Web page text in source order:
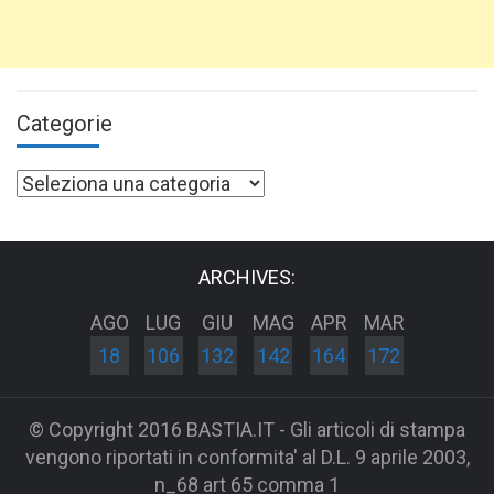
Categorie
Categorie
ARCHIVES:
AGO
18
LUG
106
GIU
132
MAG
142
APR
164
MAR
172
© Copyright 2016 BASTIA.IT - Gli articoli di stampa
vengono riportati in conformita' al D.L. 9 aprile 2003,
n_68 art 65 comma 1